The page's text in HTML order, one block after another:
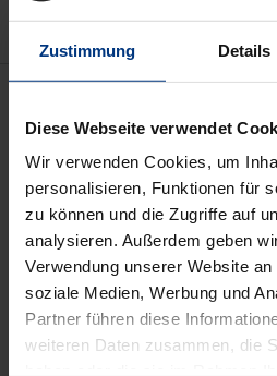
Zustimmung Details
Diese Webseite verwendet
Wir verwenden Cookies, um
personalisieren, Funktionen für
zu können und die Zugriffe auf
analysieren. Außerdem geben
Verwendung unserer Website
soziale Medien, Werbung und
Partner führen diese
weiteren Daten zusammen, die
Der vorliegende Band
der internationalen
Konferenz "The Percetions of
Global Player", die im März
stattfand. Die Beiträge
Schwerpunktbereichen
"Politik" (Political Science),